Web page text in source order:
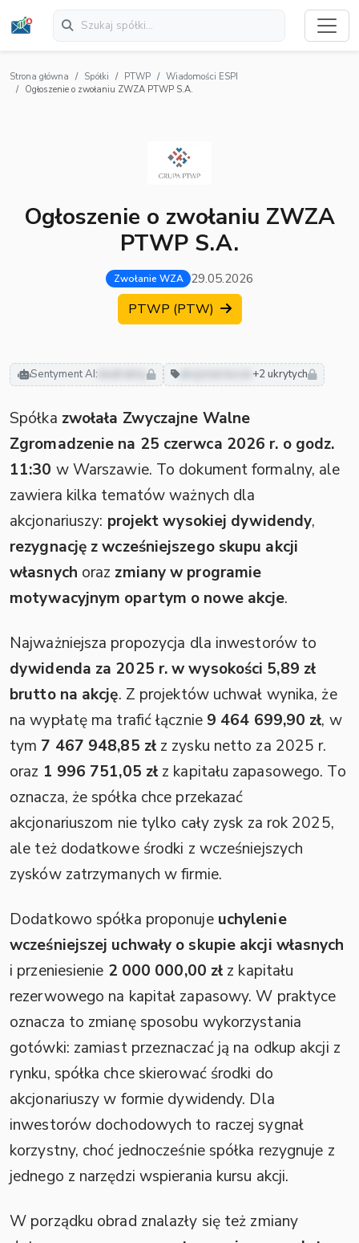
Strona główna Spółki PTWP
Wiadomości ESPI
Ogłoszenie o zwołaniu ZWZA PTWP S.A.
Ogłoszenie o zwołaniu ZWZA
PTWP S.A.
Zwołanie WZA 29.05.2026
PTWP (PTW)
Sentyment AI: neutralny akcjonariusze +2 ukrytych
Spółka zwołała Zwyczajne Walne
Zgromadzenie na 25 czerwca 2026 r. o godz.
11:30 w Warszawie. To dokument formalny, ale
zawiera kilka tematów ważnych dla
akcjonariuszy: projekt wysokiej dywidendy,
rezygnację z wcześniejszego skupu akcji
własnych oraz zmiany w programie
motywacyjnym opartym o nowe akcje.
Najważniejsza propozycja dla inwestorów to
dywidenda za 2025 r. w wysokości 5,89 zł
brutto na akcję. Z projektów uchwał wynika, że
na wypłatę ma trafić łącznie 9 464 699,90 zł, w
tym 7 467 948,85 złz zysku netto za 2025 r.
oraz 1 996 751,05 zł z kapitału zapasowego. To
oznacza, że spółka chce przekazać
akcjonariuszom nie tylko cały zysk za rok 2025,
ale też dodatkowe środki z wcześniejszych
zysków zatrzymanych w firmie.
Dodatkowo spółka proponuje uchylenie
wcześniejszej uchwały o skupie akcji własnych
i przeniesienie 2 000 000,00 zł z kapitału
rezerwowego na kapitał zapasowy. W praktyce
oznacza to zmianę sposobu wykorzystania
gotówki: zamiast przeznaczać ją na odkup akcji z
rynku, spółka chce skierować środki do
akcjonariuszy w formie dywidendy. Dla
inwestorów dochodowych to raczej sygnał
korzystny, choć jednocześnie spółka rezygnuje z
jednego z narzędzi wspierania kursu akcji.
W porządku obrad znalazły się też zmiany